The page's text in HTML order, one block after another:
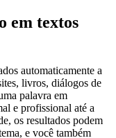
em textos
automaticamente a
livros, diálogos de
palavra em
e profissional até a
os resultados podem
e você também